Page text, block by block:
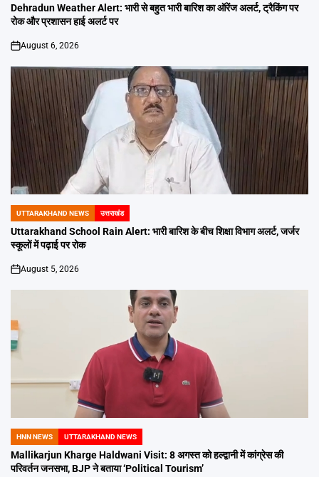
IN
Dehradun Weather Alert: भारी से बहुत भारी बारिश का ऑरेंज अलर्ट, ट्रैकिंग पर
रोक और प्रशासन हाई अलर्ट पर
on
August 6, 2026
POSTED
IN
UTTARAKHAND NEWS उत्तराखंड
Uttarakhand School Rain Alert: भारी बारिश के बीच शिक्षा विभाग अलर्ट, जर्जर
स्कूलों में पढ़ाई पर रोक
on
August 5, 2026
POSTED
IN
HNN NEWS UTTARAKHAND NEWS
Mallikarjun Kharge Haldwani Visit: 8 अगस्त को हल्द्वानी में कांग्रेस की
परिवर्तन जनसभा, BJP ने बताया ‘Political Tourism’